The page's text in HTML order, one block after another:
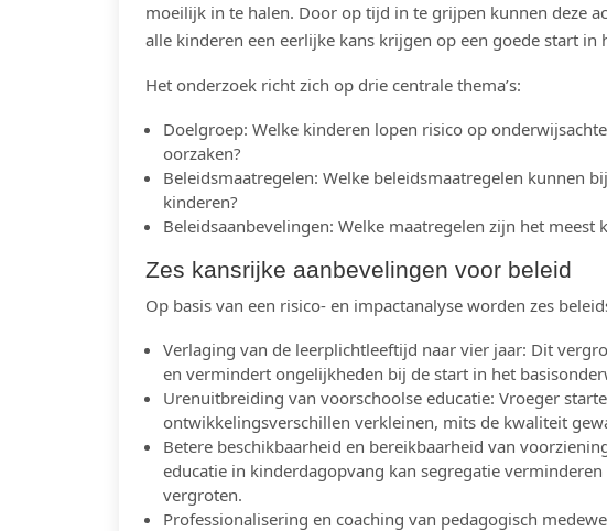
moeilijk in te halen. Door op tijd in te grijpen kunnen deze
alle kinderen een eerlijke kans krijgen op een goede start in
Het onderzoek richt zich op drie centrale thema’s:
Doelgroep: Welke kinderen lopen risico op
oorzaken?
Beleidsmaatregelen: Welke beleidsmaatregelen kunnen
kinderen?
Beleidsaanbevelingen: Welke maatregelen zijn het meest
Zes kansrijke aanbevelingen voor beleid
Op basis van een risico- en impactanalyse worden zes
Verlaging van de leerplichtleeftijd naar vier jaar: Dit
en vermindert ongelijkheden bij de start in het
Urenuitbreiding van voorschoolse educatie: Vroeger
ontwikkelingsverschillen verkleinen, mits de kwaliteit
Betere beschikbaarheid en bereikbaarheid van
educatie in kinderdagopvang kan segregatie
vergroten.
Professionalisering en coaching van pedagogisch